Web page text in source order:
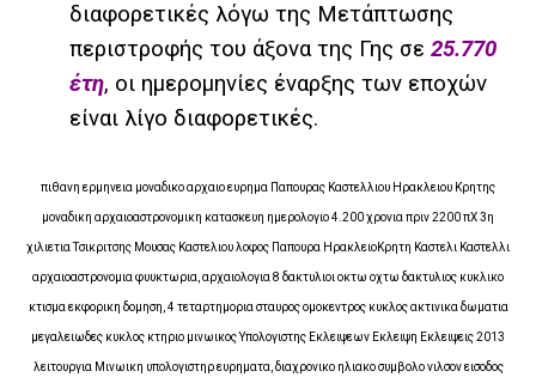
διαφορετικές λόγω της Μετάπτωσης
περιστροφής του άξονα της Γης σε 25.770
έτη, οι ημερομηνίες έναρξης των εποχών
είναι λίγο διαφορετικές.
πιθανη ερμηνεια μοναδικο αρχαιο ευρημα Παπουρας Καστελλιου Ηρακλειου Κρητης
μοναδικη αρχαιοαστρονομικη κατασκευη ημερολογιο 4.200 χρονια πριν 2200 πΧ 3η
χιλιετια Τσικριτσης Μουσας Καστελιου λοφος Παπουρα ΗρακλειοΚρητη Καστελι Καστελλι
αρχαιοαστρονομια φυυκτωρια, αρχαιολογια 8 δακτυλιοι οκτω οχτω δακτυλιος κυκλικο
κτισμα εκφορικη δομηση, 4 τεταρτημορια σταυρος ομοκεντρος κυκλος ακτινικα δωματια
μεγαλειωδες κυκλος κτηριο μινωικος Υπολογιστης Εκλειψεων Εκλειψη Εκλειψεις 2013
λειτουργια Μινωικη υπολογιστηρ ευρηματα, διαχρονικο ηλιακο συμβολο νιλσον εισοδος